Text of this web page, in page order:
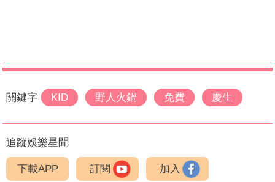
關鍵字 KID 野人火鍋 免費 慶生
追蹤娛樂星聞
下載APP 訂閱 加入